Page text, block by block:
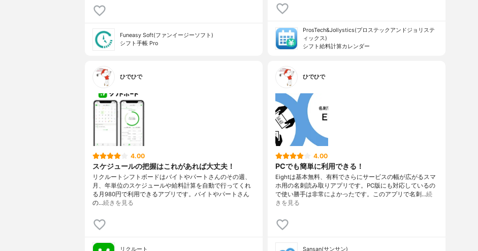
Funeasy Soft(ファンイージーソフト)
シフト手帳 Pro
ProsTech&Jollystics(プロステックアンドジョリステ
ィックス)
シフト給料計算カレンダー
ひでひで
4.00
スケジュールの把握はこれがあれば大丈夫！
リクルートシフトボードはバイトやパートさんのその週、
月、年単位のスケジュールや給料計算を自動で行ってくれ
る月980円で利用できるアプリです。バイトやパートさん
の…続きを見る
リクルート
ひでひで
4.00
PCでも簡単に利用できる！
Eightは基本無料、有料でさらにサービスの幅が広がるスマ
ホ用の名刺読み取りアプリです。PC版にも対応しているの
で使い勝手は非常によかったです。このアプリで名刺…続
きを見る
Sansan(サンサン)